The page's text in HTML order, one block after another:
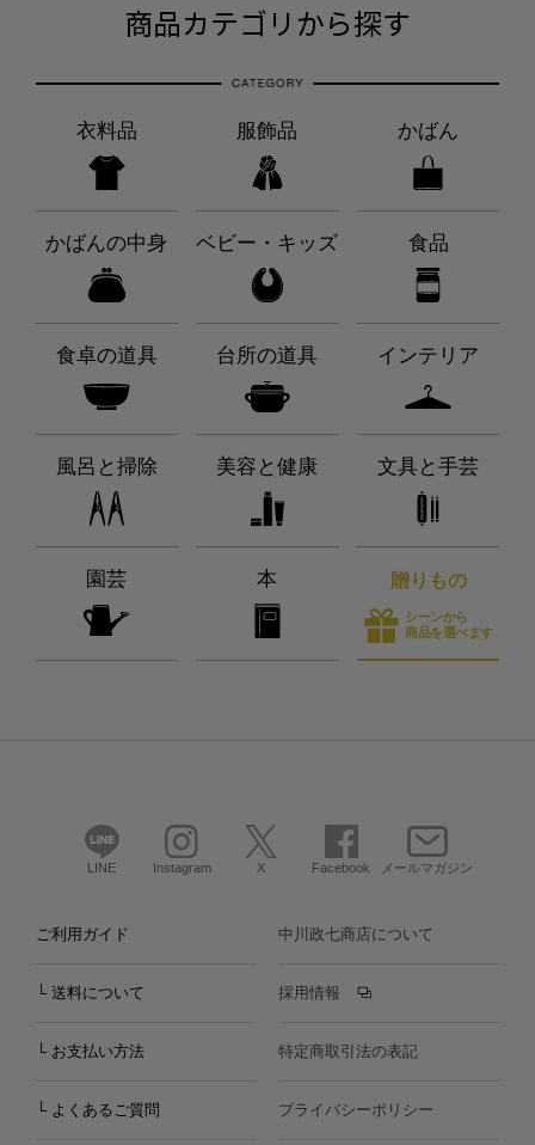
商品カテゴリから探す
衣料品 服飾品 かばん
かばんの中身 ベビー・キッズ 食品
食卓の道具 台所の道具 インテリア
風呂と掃除 美容と健康 文具と手芸
園芸 本 贈りもの
シーンから
商品を選べます
LINE Instagram X Facebook メールマガジン
ご利用ガイド
└ 送料について
└ お支払い方法
└ よくあるご質問
中川政七商店について
採用情報
特定商取引法の表記
プライバシーポリシー